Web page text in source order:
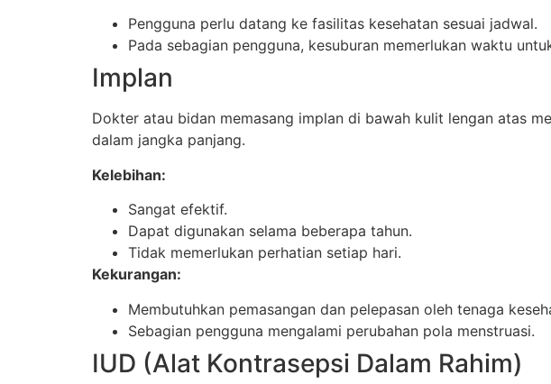
Pengguna perlu datang ke fasilitas kesehatan sesuai jadwal.
Pada sebagian pengguna, kesuburan memerlukan waktu
Implan
Dokter atau bidan memasang implan di bawah kulit lengan atas
dalam jangka panjang.
Kelebihan:
Sangat efektif.
Dapat digunakan selama beberapa tahun.
Tidak memerlukan perhatian setiap hari.
Kekurangan:
Membutuhkan pemasangan dan pelepasan oleh tenaga
Sebagian pengguna mengalami perubahan pola menstruasi.
IUD (Alat Kontrasepsi Dalam Rahim)